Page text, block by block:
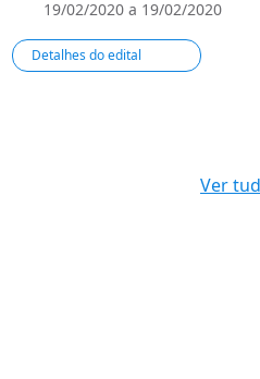
de Saúde Prisional – nível de
19/02/2020 a 19/02/2020
Detalhes do edital
Ver